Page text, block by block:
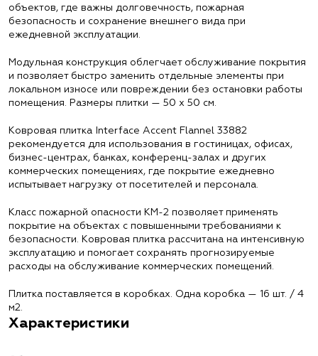
объектов, где важны долговечность, пожарная
безопасность и сохранение внешнего вида при
ежедневной эксплуатации.
Модульная конструкция облегчает обслуживание покрытия
и позволяет быстро заменить отдельные элементы при
локальном износе или повреждении без остановки работы
помещения. Размеры плитки — 50 х 50 см.
Ковровая плитка Interface Accent Flannel 33882
рекомендуется для использования в гостиницах, офисах,
бизнес-центрах, банках, конференц-залах и других
коммерческих помещениях, где покрытие ежедневно
испытывает нагрузку от посетителей и персонала.
Класс пожарной опасности КМ-2 позволяет применять
покрытие на объектах с повышенными требованиями к
безопасности. Ковровая плитка рассчитана на интенсивную
эксплуатацию и помогает сохранять прогнозируемые
расходы на обслуживание коммерческих помещений.
Плитка поставляется в коробках. Одна коробка — 16 шт. / 4
м2.
Характеристики